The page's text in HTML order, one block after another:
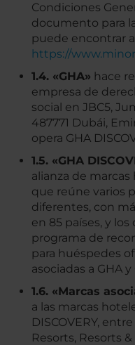
Condiciones
documento para
puede encontrar
https://
1.4. «GHA» hace
empresa de
social en JBC5,
487771 Dubái,
opera GHA
1.5. «GHA
alianza de
que reúne varios
diferentes, con
en 85 países, y
programa de
para huéspedes
asociadas a GHA
1.6. «Marcas
a las marcas
DISCOVERY,
Resorts, Resorts